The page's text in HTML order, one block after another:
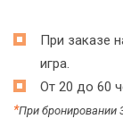
При заказе
игра.
От 20 до 60
*При бронировании